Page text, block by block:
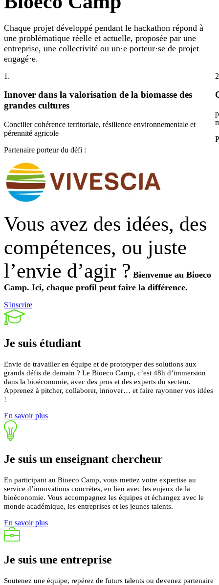
Chaque projet développé pendant le hackathon répond à
une problématique réelle et actuelle, proposée par une
entreprise, une collectivité ou un·e porteur·se de projet
engagé·e.
1.
Innover dans la valorisation de la biomasse des
grandes cultures
Concilier cohérence territoriale, résilience environnementale et
pérennité agricole
Partenaire porteur du défi :
Vous avez des idées, des
compétences, ou juste
l’envie d’agir ? Bienvenue au Bioeco
Camp. Ici, chaque profil peut faire la différence.
S'inscrire
Je suis étudiant
Envie de travailler en équipe et de prototyper des solutions aux
grands défis de demain ? Le Bioeco Camp, c’est 48h d’immersion
dans la bioéconomie, avec des pros et des experts du secteur.
Apprenez à pitcher, collaborer, innover… et faire rayonner vos idées
!
En savoir plus
Je suis un enseignant chercheur
En participant au Bioeco Camp, vous mettez votre expertise au
service d’innovations concrètes, en lien avec les enjeux de la
bioéconomie. Vous accompagnez les équipes et échangez avec le
monde académique, les entreprises et les jeunes talents.
En savoir plus
Je suis une entreprise
Soutenez une équipe, repérez de futurs talents ou devenez partenaire